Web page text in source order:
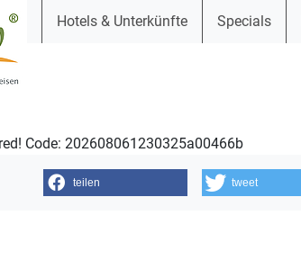
Hotels & Unterkünfte Specials
Code: 202608061230325a00466b
teilen tweet